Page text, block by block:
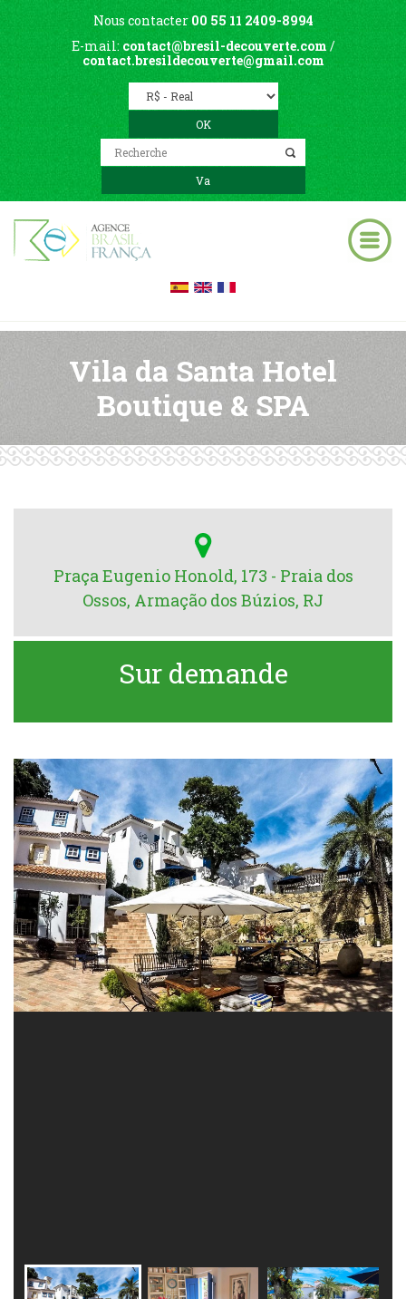
Nous contacter 00 55 11 2409-8994
E-mail: contact@bresil-decouverte.com /
contact.bresildecouverte@gmail.com
Vila da Santa Hotel
Boutique & SPA
Praça Eugenio Honold, 173 - Praia dos
Ossos, Armação dos Búzios, RJ
Sur demande